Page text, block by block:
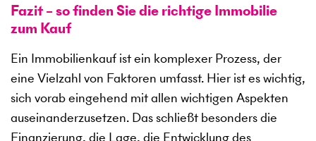
Fazit – so finden Sie die richtige Immobilie
zum Kauf
Ein Immobilienkauf ist ein komplexer Prozess, der
eine Vielzahl von Faktoren umfasst. Hier ist es wichtig,
sich vorab eingehend mit allen wichtigen Aspekten
auseinanderzusetzen. Das schließt besonders die
Finanzierung, die Lage, die Entwicklung des